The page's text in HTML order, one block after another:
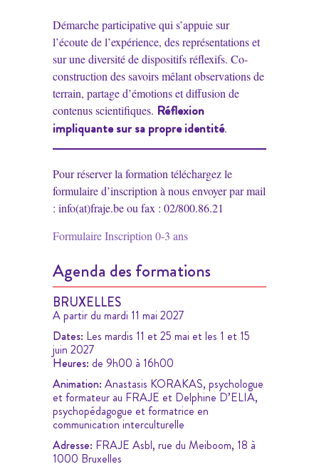
Agenda des formations
BRUXELLES
A partir du mardi 11 mai 2027
Dates: Les mardis 11 et 25 mai et les 1 et 15
juin 2027
Heures: de 9h00 à 16h00
Animation: Anastasis KORAKAS, psychologue
et formateur au FRAJE et Delphine D’ELIA,
psychopédagogue et formatrice en
communication interculturelle
Adresse: FRAJE Asbl, rue du Meiboom, 18 à
1000 Bruxelles
Démarche participative qui s’appuie sur
l’écoute de l’expérience, des représentations et
sur une diversité de dispositifs réflexifs. Co-
construction des savoirs mêlant observations de
terrain, partage d’émotions et diffusion de
contenus scientifiques. Réflexion
impliquante sur sa propre identité.
Pour réserver la formation téléchargez le
formulaire d’inscription à nous envoyer par mail
: info(at)fraje.be ou fax : 02/800.86.21
Formulaire Inscription 0-3 ans